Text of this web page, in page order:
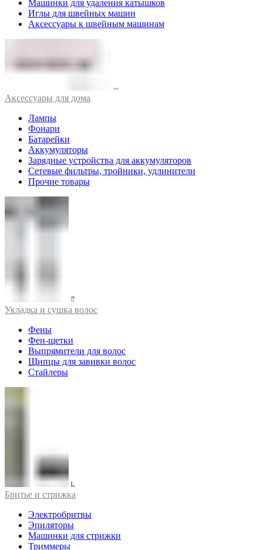
Машинки для удаления катышков
Иглы для швейных машин
Аксессуары к швейным машинам
Аксессуары для дома
Лампы
Фонари
Батарейки
Аккумуляторы
Зарядные устройства для аккумуляторов
Сетевые фильтры, тройники, удлинители
Прочие товары
Укладка и сушка волос
Фены
Фен-щетки
Выпрямители для волос
Щипцы для завивки волос
Стайлеры
Бритье и стрижка
Электробритвы
Эпиляторы
Машинки для стрижки
Триммеры